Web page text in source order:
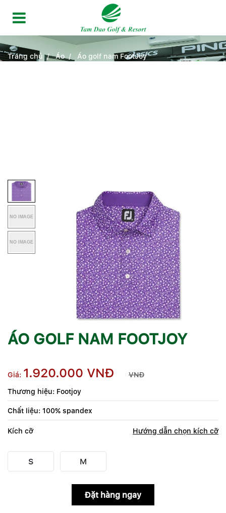
Trang chủ Áo Áo golf nam FootJoy
ÁO GOLF NAM FOOTJOY
Giá: 1.920.000 VNĐ
VNĐ
Thương hiệu: Footjoy
Chất liệu: 100% spandex
Kích cỡ Hướng dẫn chọn kích cỡ
S M
Đặt hàng ngay